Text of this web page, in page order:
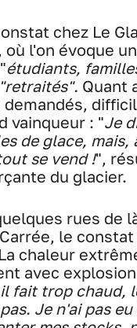
chez Le
où l'on évoque
étudiants,
"retraités". Quant
demandés,
vainqueur : "Je
de glace, mais,
se vend !",
du glacier.
rues de
le
chaleur
avec
fait trop chaud,
Je n'ai pas eu